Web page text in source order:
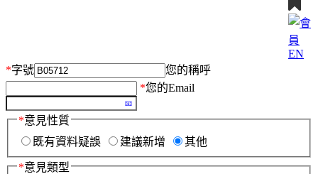
EN
*字號
您的稱呼
*您的Email
*意見性質
既有資料疑誤
建議新增 其他
*意見類型